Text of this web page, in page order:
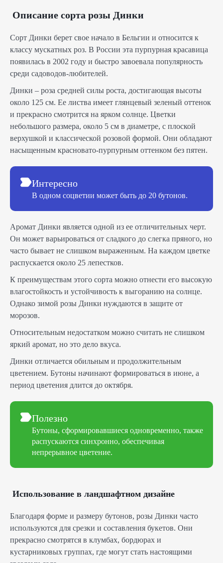
Описание сорта розы Динки
Сорт Динки берет свое начало в Бельгии и относится к
классу мускатных роз. В России эта пурпурная красавица
появилась в 2002 году и быстро завоевала популярность
среди садоводов-любителей.
Динки – роза средней силы роста, достигающая высоты
около 125 см. Ее листва имеет глянцевый зеленый оттенок
и прекрасно смотрится на ярком солнце. Цветки
небольшого размера, около 5 см в диаметре, с плоской
верхушкой и классической розовой формой. Они обладают
насыщенным красновато-пурпурным оттенком без пятен.
Интересно
В одном соцветии может быть до 20 бутонов.
Аромат Динки является одной из ее отличительных черт.
Он может варьироваться от сладкого до слегка пряного, но
часто бывает не слишком выраженным. На каждом цветке
распускается около 25 лепестков.
К преимуществам этого сорта можно отнести его высокую
влагостойкость и устойчивость к выгоранию на солнце.
Однако зимой розы Динки нуждаются в защите от
морозов.
Относительным недостатком можно считать не слишком
яркий аромат, но это дело вкуса.
Динки отличается обильным и продолжительным
цветением. Бутоны начинают формироваться в июне, а
период цветения длится до октября.
Полезно
Бутоны, сформировавшиеся одновременно, также
распускаются синхронно, обеспечивая
непрерывное цветение.
Использование в ландшафтном дизайне
Благодаря форме и размеру бутонов, розы Динки часто
используются для срезки и составления букетов. Они
прекрасно смотрятся в клумбах, бордюрах и
кустарниковых группах, где могут стать настоящими